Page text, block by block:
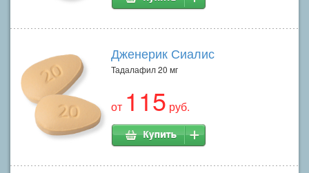
Дженерик Сиалис
Тадалафил 20 мг
от 115 руб.